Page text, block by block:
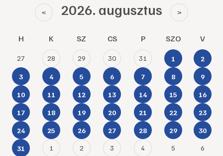
< 2026. augusztus >
H K SZ CS P SZO V
27 28 29 30 31 1 2
3 4 5 6 7 8 9
10 11 12 13 14 15 16
17 18 19 20 21 22 23
24 25 26 27 28 29 30
31 1 2 3 4 5 6